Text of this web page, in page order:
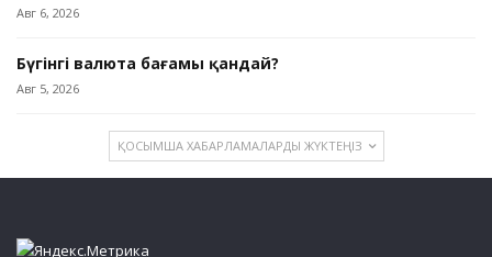
Авг 6, 2026
Бүгінгі валюта бағамы қандай?
Авг 5, 2026
ҚОСЫМША ХАБАРЛАМАЛАРДЫ ЖҮКТЕҢІЗ